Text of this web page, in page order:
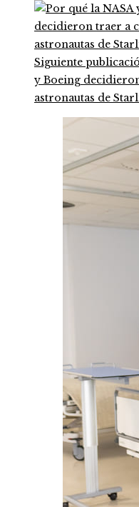
Siguiente
y Boeing
astronautas de